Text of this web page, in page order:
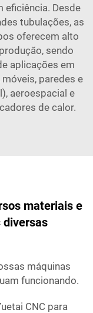
eficiência. Desde
tubulações, as
oferecem alto
sendo
aplicações em
paredes e
aeroespacial e
de calor.
materiais e
diversas
máquinas
funcionando.
CNC para